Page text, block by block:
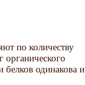
по количеству
белков одинакова и